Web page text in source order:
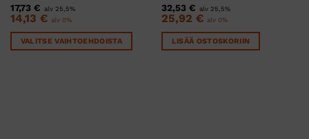
17,73 € alv 25,5%
14,13 € alv 0%
VALITSE VAIHTOEHDOISTA
32,53 € alv 25,5%
25,92 € alv 0%
LISÄÄ OSTOSKORIIN